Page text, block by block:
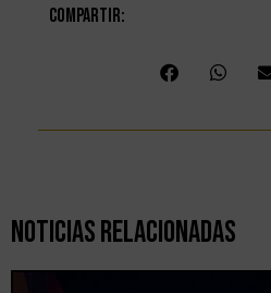
Compartir:
Noticias Relacionadas